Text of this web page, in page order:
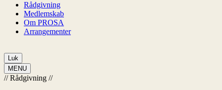
Rådgivning
Medlemskab
Om PROSA
Arrangementer
Luk
MENU
// Rådgivning //